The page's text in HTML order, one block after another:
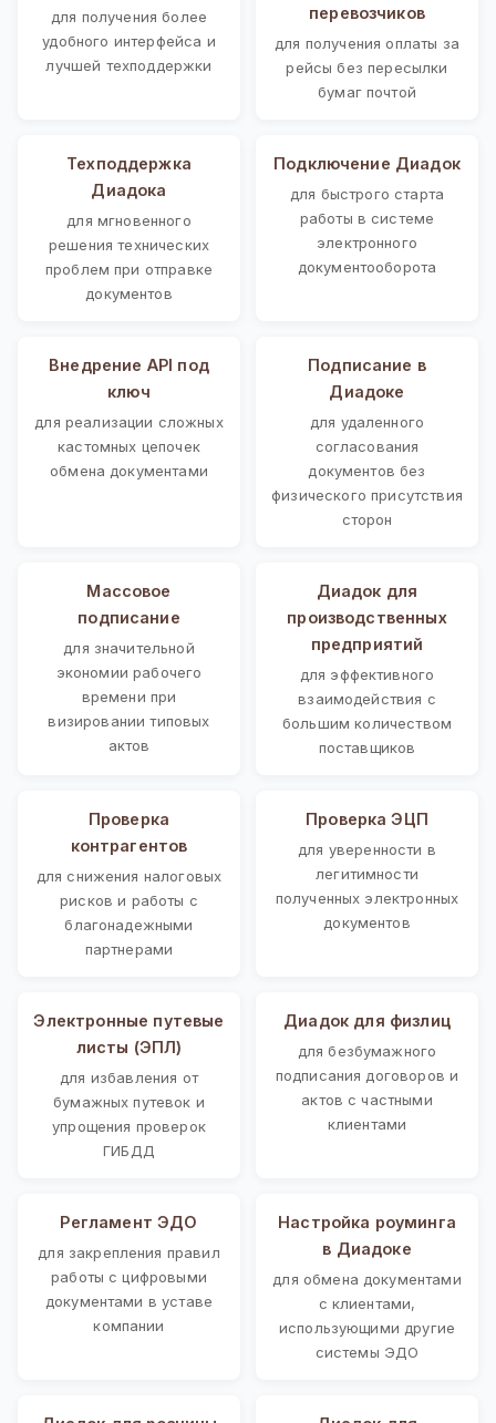
для получения более
удобного интерфейса и
лучшей техподдержки
перевозчиков
для получения оплаты за
рейсы без пересылки
бумаг почтой
Техподдержка
Диадока
для мгновенного
решения технических
проблем при отправке
документов
Подключение Диадок
для быстрого старта
работы в системе
электронного
документооборота
Внедрение API под
ключ
для реализации сложных
кастомных цепочек
обмена документами
Подписание в
Диадоке
для удаленного
согласования
документов без
физического присутствия
сторон
Массовое
подписание
для значительной
экономии рабочего
времени при
визировании типовых
актов
Диадок для
производственных
предприятий
для эффективного
взаимодействия с
большим количеством
поставщиков
Проверка
контрагентов
для снижения налоговых
рисков и работы с
благонадежными
партнерами
Проверка ЭЦП
для уверенности в
легитимности
полученных электронных
документов
Электронные путевые
листы (ЭПЛ)
для избавления от
бумажных путевок и
упрощения проверок
ГИБДД
Диадок для физлиц
для безбумажного
подписания договоров и
актов с частными
клиентами
Регламент ЭДО
для закрепления правил
работы с цифровыми
документами в уставе
компании
Настройка роуминга
в Диадоке
для обмена документами
с клиентами,
использующими другие
системы ЭДО